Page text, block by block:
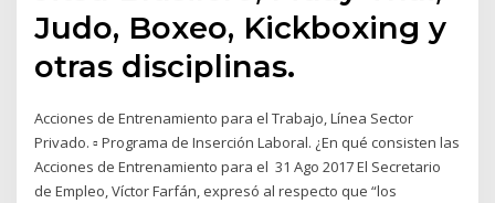
Judo, Boxeo, Kickboxing y
otras disciplinas.
Acciones de Entrenamiento para el Trabajo, Línea Sector
Privado. ▫ Programa de Inserción Laboral. ¿En qué consisten las
Acciones de Entrenamiento para el 31 Ago 2017 El Secretario
de Empleo, Víctor Farfán, expresó al respecto que “los